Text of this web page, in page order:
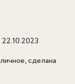
22.10.2023
сделана